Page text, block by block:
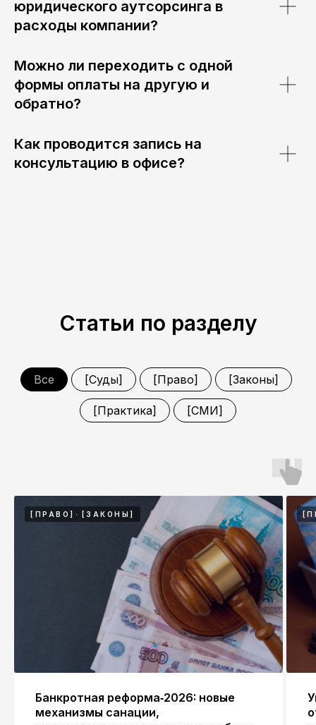
юридического аутсорсинга в
расходы компании?
Можно ли переходить с одной
формы оплаты на другую и
обратно?
Как проводится запись на
консультацию в офисе?
Статьи по разделу
Все [Суды] [Право] [Законы]
[Практика] [СМИ]
[ПРАВО] [ЗАКОНЫ]
Банкротная реформа‑2026: новые
механизмы санации,
персональных данных,
юридически значимая
информация
КОЛЛЕГИЯ АДВОКАТОВ ГОРОДА
МОСКВЫ "К5"
ИНН: 9705255854
ОГРН: 1267700149518
Москва, Руновский переулок, 8с1
Москва, Семёновская площадь,
7к17
Порядок обработки